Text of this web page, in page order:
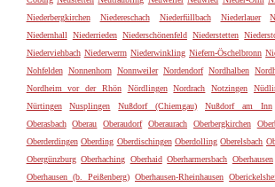
Niederbergkirchen
Niedereschach Niederfüllbach Niederlauer
Niedernhall
Niederrieden Niederschönenfeld Niederstetten
Niederviehbach Niederwerrn Niederwinkling Niefern-Öschelbronn
Nohfelden Nonnenhorn Nonnweiler Nordendorf Nordhalben
Nordheim vor der Rhön
Nördlingen Nordrach Notzingen
Nürtingen
Nusplingen Nußdorf (Chiemgau) Nußdorf am Inn
Oberasbach
Oberau Oberaudorf Oberaurach Oberbergkirchen
Oberderdingen Oberding Oberdischingen Oberdolling Oberelsbach
Obergünzburg Oberhaching Oberhaid Oberharmersbach Oberhausen
Oberhausen (b. Peißenberg) Oberhausen-Rheinhausen